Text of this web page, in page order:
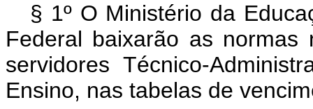
§ 1º O Ministério da
Federal baixarão as normas
servidores Técnico-
Ensino, nas tabelas de